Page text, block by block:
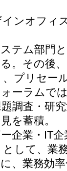
インオフ
テム部門
。その後
プリセー
ーラムで
調査・研
を蓄積。
企業・IT
して、業
、業務効